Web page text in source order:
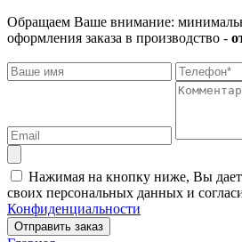
Обращаем Ваше внимание:
оформления заказа в производство -
Нажимая на кнопку ниже, Вы
своих персональных данных и
Конфиденциальности
Отправить заказ